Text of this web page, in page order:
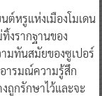
ต์หรูแห่งเมืองโมเดน
งรากฐานของ
มทันสมัยของซูเปอร์
ารมณ์ความรู้สึก
ถูกรักษาไว้และจะ